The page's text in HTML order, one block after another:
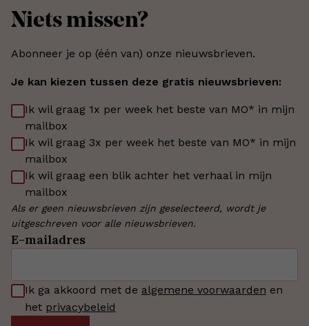
Niets missen?
Abonneer je op (één van) onze nieuwsbrieven.
Je kan kiezen tussen deze gratis nieuwsbrieven:
Ik wil graag 1x per week het beste van MO* in mijn
mailbox
Ik wil graag 3x per week het beste van MO* in mijn
mailbox
Ik wil graag een blik achter het verhaal in mijn
mailbox
Als er geen nieuwsbrieven zijn geselecteerd, wordt je
uitgeschreven voor alle nieuwsbrieven.
E-mailadres
Ik ga akkoord met de algemene voorwaarden en
het privacybeleid